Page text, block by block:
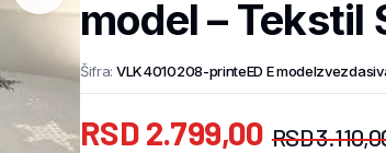
model – Tekstil
Šifra: VLK4010208-printeED E
RSD
RSD2.799,00